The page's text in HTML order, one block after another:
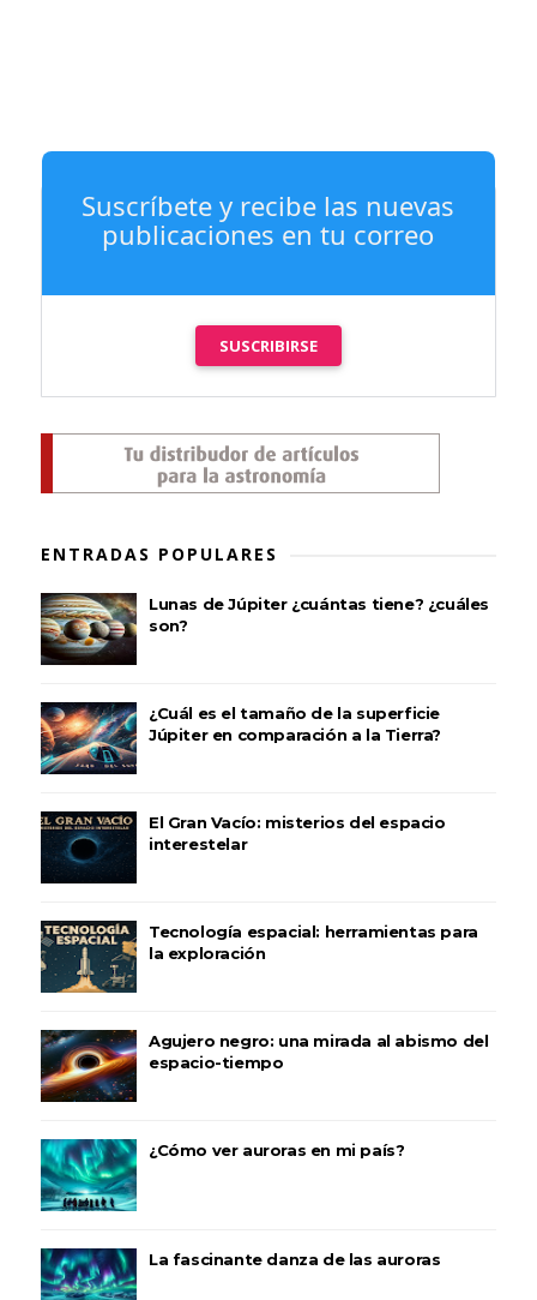
Suscríbete y recibe las nuevas
publicaciones en tu correo
SUSCRIBIRSE
ENTRADAS POPULARES
Lunas de Júpiter ¿cuántas tiene? ¿cuáles
son?
¿Cuál es el tamaño de la superficie
Júpiter en comparación a la Tierra?
El Gran Vacío: misterios del espacio
interestelar
Tecnología espacial: herramientas para
la exploración
Agujero negro: una mirada al abismo del
espacio-tiempo
¿Cómo ver auroras en mi país?
La fascinante danza de las auroras